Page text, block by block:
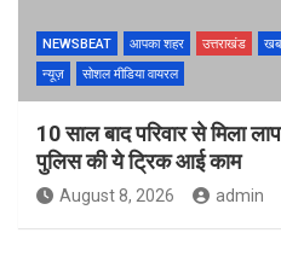
NEWSBEAT आपका शहर उत्तराखंड
न्यूज़
सोशल मीडिया वायरल
10 साल बाद परिवार से मिला
पुलिस की ये ट्रिक आई काम
August 8, 2026 admin